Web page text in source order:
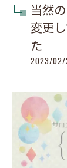
当然
変更
た
2023/02/